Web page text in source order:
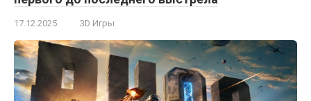
17.12.2025 3D Игры